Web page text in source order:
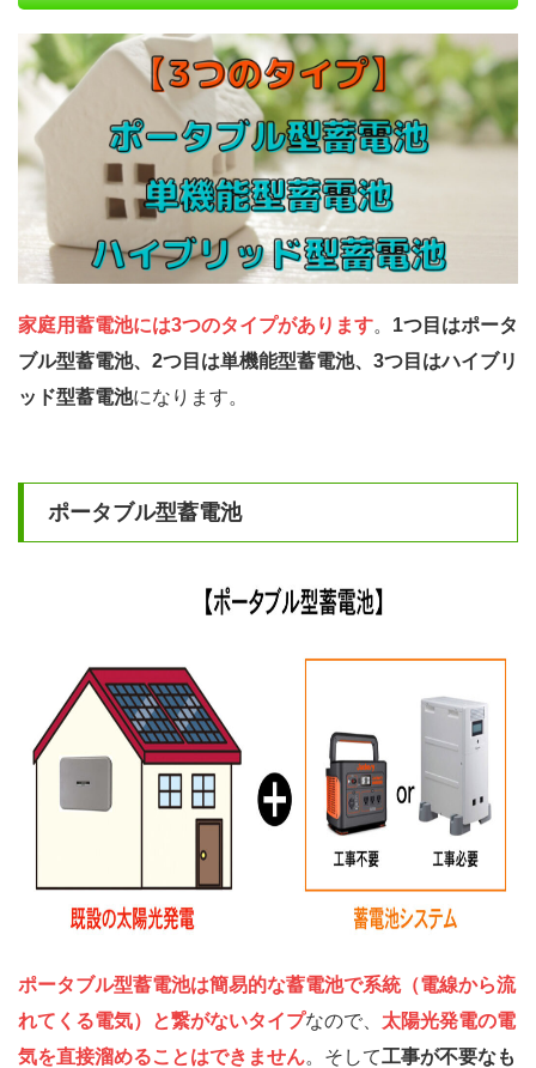
家庭用蓄電池には3つのタイプがあります。 1つ目はポータ
ブル型蓄電池、2つ目は単機能型蓄電池、3つ目はハイブリ
ッド型蓄電池になります。
ポータブル型蓄電池
ポータブル型蓄電池は簡易的な蓄電池で系統（電線から流
れてくる電気）と繋がないタイプなので、 太陽光発電の電
気を直接溜めることはできません。そして工事が不要なも